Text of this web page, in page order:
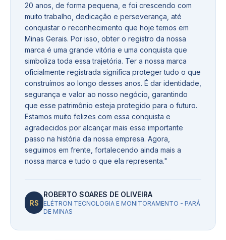
20 anos, de forma pequena, e foi crescendo com
muito trabalho, dedicação e perseverança, até
conquistar o reconhecimento que hoje temos em
Minas Gerais. Por isso, obter o registro da nossa
marca é uma grande vitória e uma conquista que
simboliza toda essa trajetória. Ter a nossa marca
oficialmente registrada significa proteger tudo o que
construímos ao longo desses anos. É dar identidade,
segurança e valor ao nosso negócio, garantindo
que esse patrimônio esteja protegido para o futuro.
Estamos muito felizes com essa conquista e
agradecidos por alcançar mais esse importante
passo na história da nossa empresa. Agora,
seguimos em frente, fortalecendo ainda mais a
nossa marca e tudo o que ela representa."
RS
ROBERTO SOARES DE OLIVEIRA
ELÉTRON TECNOLOGIA E MONITORAMENTO - PARÁ
DE MINAS